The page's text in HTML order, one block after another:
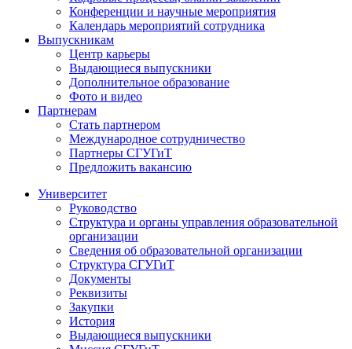
Конференции и научные мероприятия
Календарь мероприятий сотрудника
Выпускникам
Центр карьеры
Выдающиеся выпускники
Дополнительное образование
Фото и видео
Партнерам
Стать партнером
Международное сотрудничество
Партнеры СГУГиТ
Предложить вакансию
Университет
Руководство
Структура и органы управления образовательной
организации
Сведения об образовательной организации
Структура СГУГиТ
Документы
Реквизиты
Закупки
История
Выдающиеся выпускники